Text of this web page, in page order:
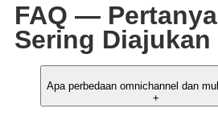
FAQ —
Sering Diajukan
Apa perbedaan omnichannel dan
+